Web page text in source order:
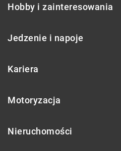
Hobby i zainteresowania
Jedzenie i napoje
Kariera
Motoryzacja
Nieruchomości